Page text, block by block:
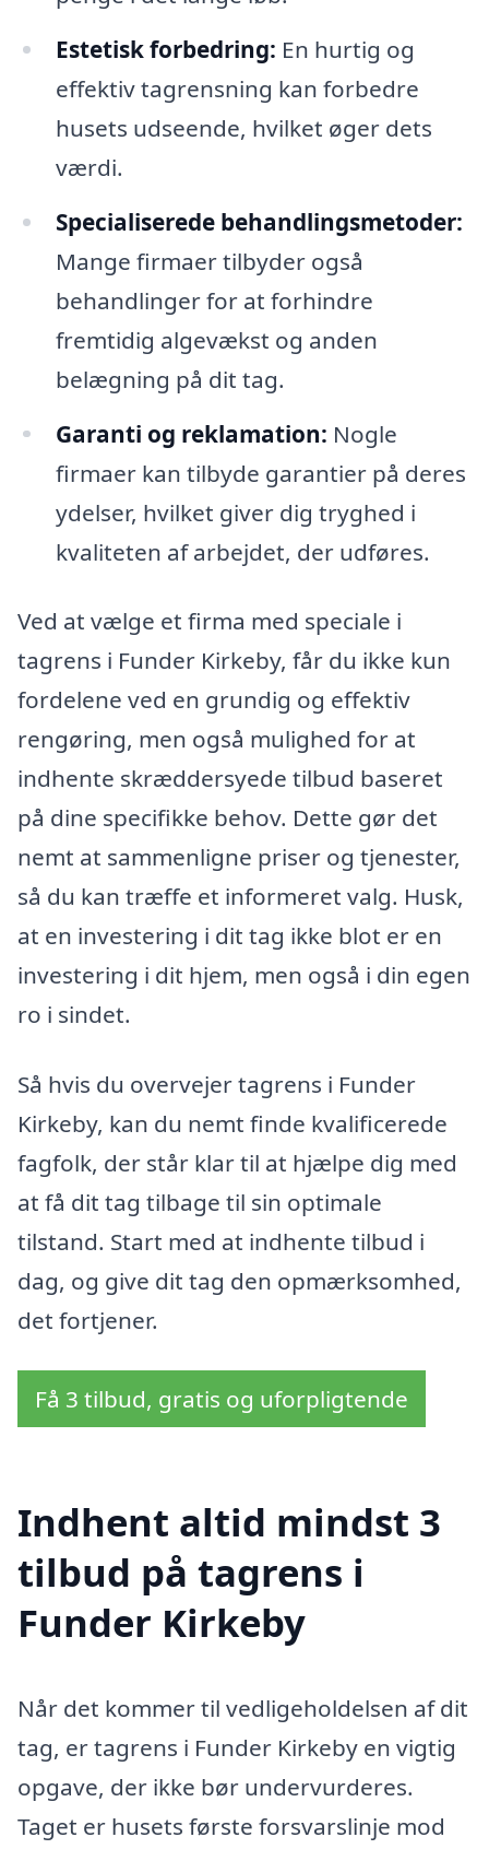
Estetisk forbedring: En hurtig og
effektiv tagrensning kan forbedre
husets udseende, hvilket øger dets
værdi.
Specialiserede behandlingsmetoder:
Mange firmaer tilbyder også
behandlinger for at forhindre
fremtidig algevækst og anden
belægning på dit tag.
Garanti og reklamation: Nogle
firmaer kan tilbyde garantier på deres
ydelser, hvilket giver dig tryghed i
kvaliteten af arbejdet, der udføres.
Ved at vælge et firma med speciale i
tagrens i Funder Kirkeby, får du ikke kun
fordelene ved en grundig og effektiv
rengøring, men også mulighed for at
indhente skræddersyede tilbud baseret
på dine specifikke behov. Dette gør det
nemt at sammenligne priser og tjenester,
så du kan træffe et informeret valg. Husk,
at en investering i dit tag ikke blot er en
investering i dit hjem, men også i din egen
ro i sindet.
Så hvis du overvejer tagrens i Funder
Kirkeby, kan du nemt finde kvalificerede
fagfolk, der står klar til at hjælpe dig med
at få dit tag tilbage til sin optimale
tilstand. Start med at indhente tilbud i
dag, og give dit tag den opmærksomhed,
det fortjener.
Få 3 tilbud, gratis og uforpligtende
Indhent altid mindst 3
tilbud på tagrens i
Funder Kirkeby
Når det kommer til vedligeholdelsen af dit
tag, er tagrens i Funder Kirkeby en vigtig
opgave, der ikke bør undervurderes.
Taget er husets første forsvarslinje mod